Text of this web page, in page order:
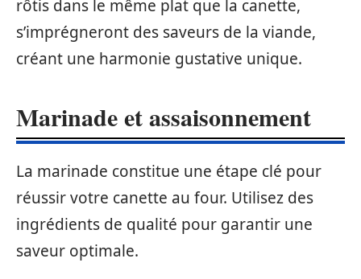
rôtis dans le même plat que la canette,
s’imprégneront des saveurs de la viande,
créant une harmonie gustative unique.
Marinade et assaisonnement
La marinade constitue une étape clé pour
réussir votre canette au four. Utilisez des
ingrédients de qualité pour garantir une
saveur optimale.